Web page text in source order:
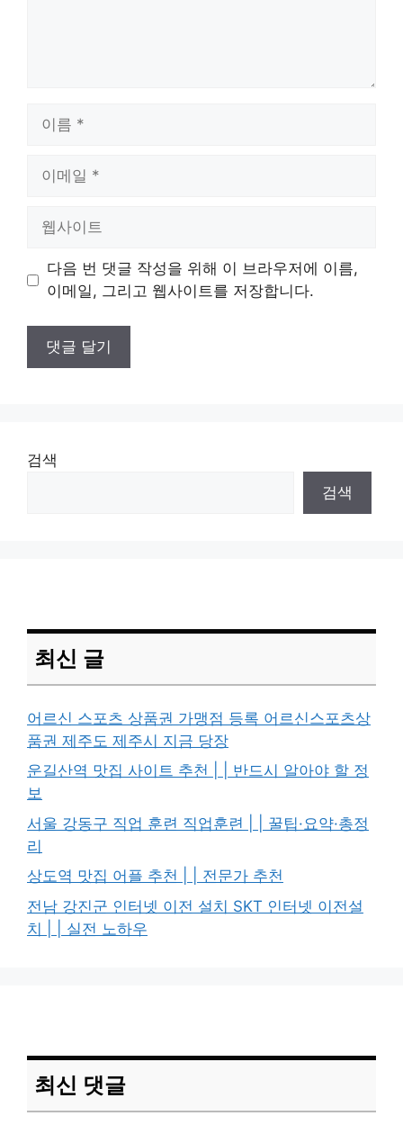
트
다음 번 댓글 작성을 위해 이 브라우저에 이름,
이메일, 그리고 웹사이트를 저장합니다.
검색
검색
최신 글
어르신 스포츠 상품권 가맹점 등록 어르신스포츠상
품권 제주도 제주시 지금 당장
운길산역 맛집 사이트 추천 | | 반드시 알아야 할 정
보
서울 강동구 직업 훈련 직업훈련 | | 꿀팁·요약·총정
리
상도역 맛집 어플 추천 | | 전문가 추천
전남 강진군 인터넷 이전 설치 SKT 인터넷 이전설
치 | | 실전 노하우
최신 댓글